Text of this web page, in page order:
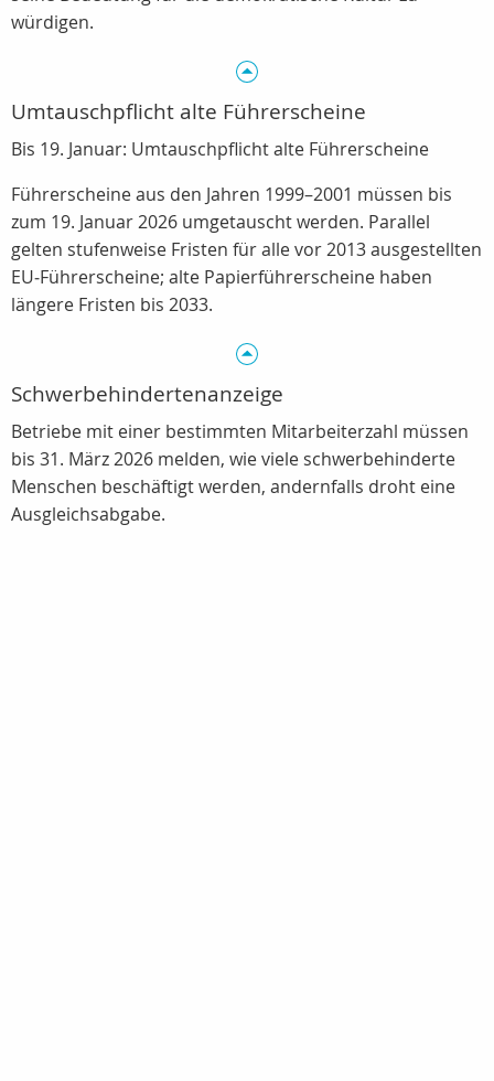
würdigen.
Umtauschpflicht alte Führerscheine
Bis 19. Januar: Umtauschpflicht alte Führerscheine
Führerscheine aus den Jahren 1999–2001 müssen bis
zum 19. Januar 2026 umgetauscht werden. Parallel
gelten stufenweise Fristen für alle vor 2013 ausgestellten
EU‑Führerscheine; alte Papierführerscheine haben
längere Fristen bis 2033.
Schwerbehindertenanzeige
Betriebe mit einer bestimmten Mitarbeiterzahl müssen
bis 31. März 2026 melden, wie viele schwerbehinderte
Menschen beschäftigt werden, andernfalls droht eine
Ausgleichsabgabe.